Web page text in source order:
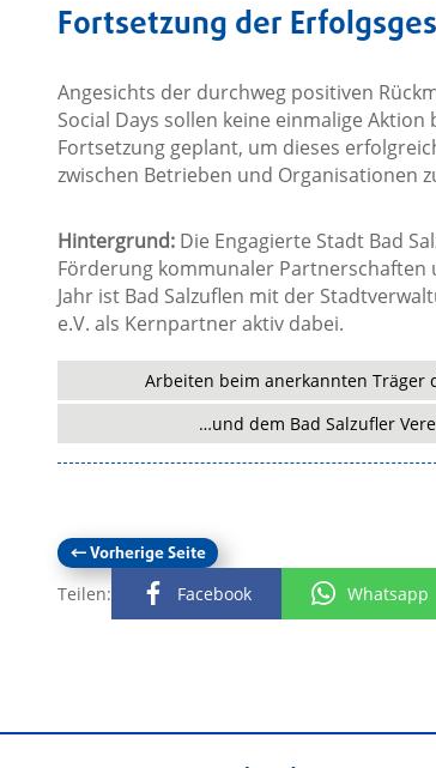
Fortsetzung der
Angesichts der durchweg positiven
Social Days sollen keine einmalige
Fortsetzung geplant, um dieses
zwischen Betrieben und Organisationen
Hintergrund:Die Engagierte Stadt Bad
Förderung kommunaler Partnerschaften
Jahr ist Bad Salzuflen mit der
e.V. als Kernpartner aktiv dabei.
Arbeiten beim anerkannten Träger
…und dem Bad Salzufler
←Vorherige Seite
Teilen: Facebook Whatsapp